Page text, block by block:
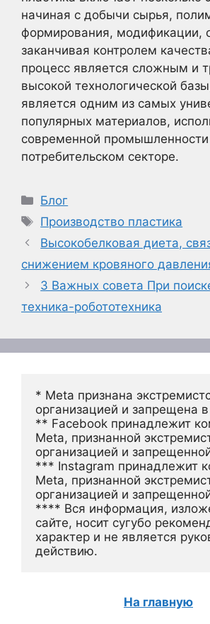
начиная с добычи сырья,
формирования, модификации,
заканчивая контролем
процесс является сложным и
высокой технологической
является одним из самых
популярных материалов,
современной промышленности
потребительском секторе.
Рубрики
Блог
Метки
Производство пластика
Высокобелковая диета,
снижением кровяного
3 Важных совета При
техника-робототехника
* Meta признана
организацией и запрещена
** Facebook принадлежит
Meta, признанной
организацией и
*** Instagram принадлежит
Meta, признанной
организацией и
**** Вся информация,
сайте, носит сугубо
характер и не является
действию.
На главную